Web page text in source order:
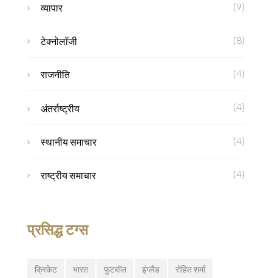
व्यापार (9)
टेक्नोलॉजी (8)
राजनीति (4)
अंतर्राष्ट्रीय (4)
स्थानीय समाचार (4)
राष्ट्रीय समाचार (4)
प्रसिद्ध टग्स
क्रिकेट भारत फुटबॉल इंग्लैंड रोहित शर्मा